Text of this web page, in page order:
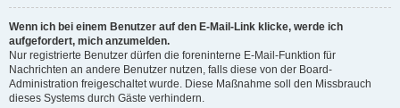
Wenn ich bei einem Benutzer auf den E-Mail-Link klicke, werde ich
aufgefordert, mich anzumelden.
Nur registrierte Benutzer dürfen die foreninterne E-Mail-Funktion für
Nachrichten an andere Benutzer nutzen, falls diese von der Board-
Administration freigeschaltet wurde. Diese Maßnahme soll den Missbrauch
dieses Systems durch Gäste verhindern.